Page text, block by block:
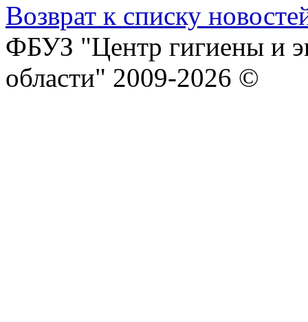
Возврат к списку
ФБУЗ "Центр гигиены и
области" 2009-2026 ©